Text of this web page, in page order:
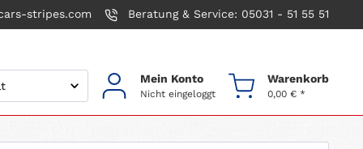
stripes.com Beratung & Service: 05031 - 51 55 51
Mein Konto
Nicht eingeloggt
Warenkorb
0,00 € *